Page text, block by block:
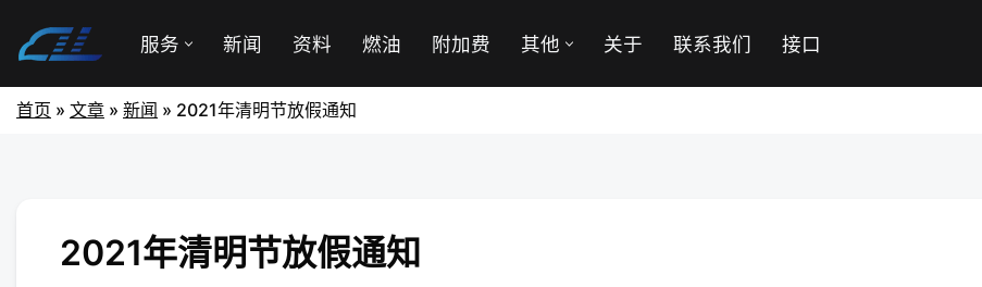
服务 新闻 资料 燃油 附加费 其他 关于 联系我们 接口
首页 » 文章 » 新闻 » 2021年清明节放假通知
2021年清明节放假通知